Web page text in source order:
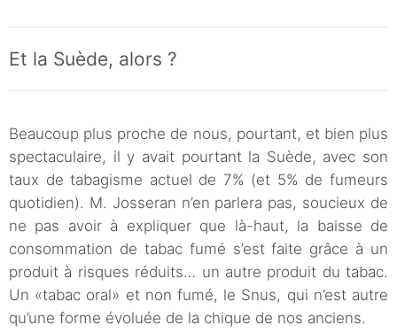
Et la Suède, alors ?
Beaucoup plus proche de nous, pourtant, et bien plus
spectaculaire, il y avait pourtant la Suède, avec son
taux de tabagisme actuel de 7% (et 5% de fumeurs
quotidien). M. Josseran n’en parlera pas, soucieux de
ne pas avoir à expliquer que là-haut, la baisse de
consommation de tabac fumé s’est faite grâce à un
produit à risques réduits… un autre produit du tabac.
Un «tabac oral» et non fumé, le Snus, qui n’est autre
qu’une forme évoluée de la chique de nos anciens.